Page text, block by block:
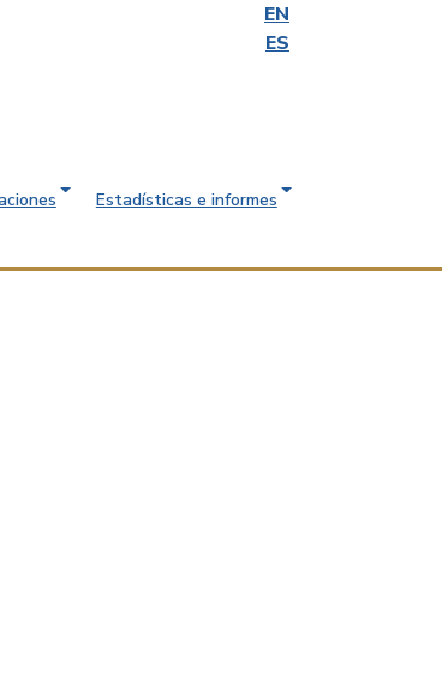
EN
ES
Estadísticas e informes